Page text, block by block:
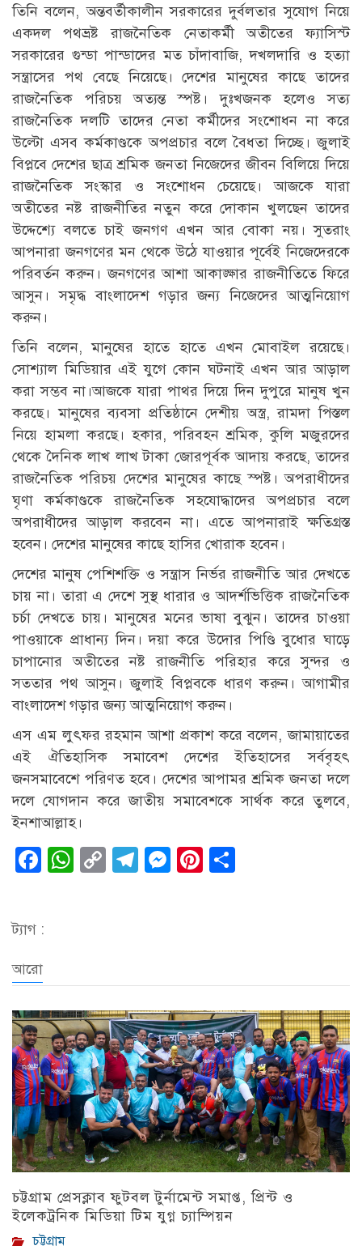
তিনি বলেন, অন্তবর্তীকালীন সরকারের দুর্বলতার সুযোগ নিয়ে
একদল পথভ্রষ্ট রাজনৈতিক নেতাকর্মী অতীতের ফ্যাসিস্ট
সরকারের গুন্ডা পান্ডাদের মত চাঁদাবাজি, দখলদারি ও হত্যা
সন্ত্রাসের পথ বেছে নিয়েছে। দেশের মানুষের কাছে তাদের
রাজনৈতিক পরিচয় অত্যন্ত স্পষ্ট। দুঃখজনক হলেও সত্য
রাজনৈতিক দলটি তাদের নেতা কর্মীদের সংশোধন না করে
উল্টো এসব কর্মকাণ্ডকে অপপ্রচার বলে বৈধতা দিচ্ছে। জুলাই
বিপ্লবে দেশের ছাত্র শ্রমিক জনতা নিজেদের জীবন বিলিয়ে দিয়ে
রাজনৈতিক সংস্কার ও সংশোধন চেয়েছে। আজকে যারা
অতীতের নষ্ট রাজনীতির নতুন করে দোকান খুলছেন তাদের
উদ্দেশ্যে বলতে চাই জনগণ এখন আর বোকা নয়। সুতরাং
আপনারা জনগণের মন থেকে উঠে যাওয়ার পূর্বেই নিজেদেরকে
পরিবর্তন করুন। জনগণের আশা আকাঙ্ক্ষার রাজনীতিতে ফিরে
আসুন। সমৃদ্ধ বাংলাদেশ গড়ার জন্য নিজেদের আত্মনিয়োগ
করুন।
তিনি বলেন, মানুষের হাতে হাতে এখন মোবাইল রয়েছে।
সোশ্যাল মিডিয়ার এই যুগে কোন ঘটনাই এখন আর আড়াল
করা সম্ভব না।আজকে যারা পাথর দিয়ে দিন দুপুরে মানুষ খুন
করছে। মানুষের ব্যবসা প্রতিষ্ঠানে দেশীয় অস্ত্র, রামদা পিস্তল
নিয়ে হামলা করছে। হকার, পরিবহন শ্রমিক, কুলি মজুরদের
থেকে দৈনিক লাখ লাখ টাকা জোরপূর্বক আদায় করছে, তাদের
রাজনৈতিক পরিচয় দেশের মানুষের কাছে স্পষ্ট। অপরাধীদের
ঘৃণা কর্মকাণ্ডকে রাজনৈতিক সহযোদ্ধাদের অপপ্রচার বলে
অপরাধীদের আড়াল করবেন না। এতে আপনারাই ক্ষতিগ্রস্ত
হবেন। দেশের মানুষের কাছে হাসির খোরাক হবেন।
দেশের মানুষ পেশিশক্তি ও সন্ত্রাস নির্ভর রাজনীতি আর দেখতে
চায় না। তারা এ দেশে সুস্থ ধারার ও আদর্শভিত্তিক রাজনৈতিক
চর্চা দেখতে চায়। মানুষের মনের ভাষা বুঝুন। তাদের চাওয়া
পাওয়াকে প্রাধান্য দিন। দয়া করে উদোর পিণ্ডি বুধোর ঘাড়ে
চাপানোর অতীতের নষ্ট রাজনীতি পরিহার করে সুন্দর ও
সততার পথ আসুন। জুলাই বিপ্লবকে ধারণ করুন। আগামীর
বাংলাদেশ গড়ার জন্য আত্মনিয়োগ করুন।
এস এম লুৎফর রহমান আশা প্রকাশ করে বলেন, জামায়াতের
এই ঐতিহাসিক সমাবেশ দেশের ইতিহাসের সর্ববৃহৎ
জনসমাবেশে পরিণত হবে। দেশের আপামর শ্রমিক জনতা দলে
দলে যোগদান করে জাতীয় সমাবেশকে সার্থক করে তুলবে,
ইনশাআল্লাহ।
Facebook
WhatsApp
CopyTelegram
Messenger
Pinterest
ট্যাগ :
আরো
চট্টগ্রাম প্রেসক্লাব ফুটবল টুর্নামেন্ট সমাপ্ত, প্রিন্ট ও
ইলেকট্রনিক মিডিয়া টিম যুগ্ন চ্যাম্পিয়ন
চট্টগ্রাম